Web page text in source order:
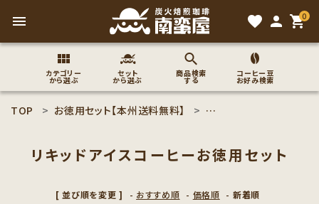
menu favorite person 0
shopping_cart
カテゴリー
から選ぶ
セット
から選ぶ
商品検索
する
コーヒー豆
お好み検索
search
TOP お徳用セット【本州送料無料】 リキッドアイスコーヒー
リキッドアイスコーヒーお徳用セット
[ 並び順を変更 ] - おすすめ順 - 価格順 - 新着順